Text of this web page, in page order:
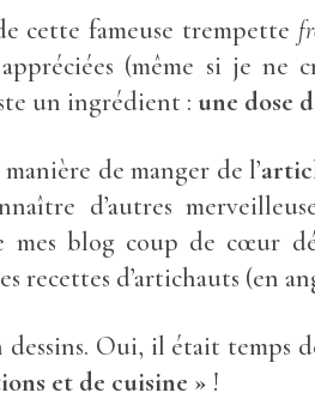
cette fameuse trempette
(même si je ne
un ingrédient : une dose
de manger de l’
d’autres
blog coup de cœur
recettes d’artichauts (en
Oui, il était temps
et de cuisine » !